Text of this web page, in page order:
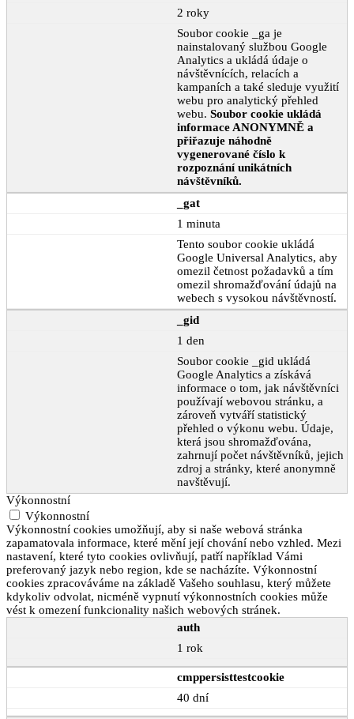
2 roky
Soubor cookie _ga je
nainstalovaný službou Google
Analytics a ukládá údaje o
návštěvnících, relacích a
kampaních a také sleduje využití
webu pro analytický přehled
webu. Soubor cookie ukládá
informace ANONYMNĚ a
přiřazuje náhodně
vygenerované číslo k
rozpoznání unikátních
návštěvníků.
_gat
1 minuta
Tento soubor cookie ukládá
Google Universal Analytics, aby
omezil četnost požadavků a tím
omezil shromažďování údajů na
webech s vysokou návštěvností.
_gid
1 den
Soubor cookie _gid ukládá
Google Analytics a získává
informace o tom, jak návštěvníci
používají webovou stránku, a
zároveň vytváří statistický
přehled o výkonu webu. Údaje,
která jsou shromažďována,
zahrnují počet návštěvníků, jejich
zdroj a stránky, které anonymně
navštěvují.
Výkonnostní
Výkonnostní
Výkonnostní cookies umožňují, aby si naše webová stránka
zapamatovala informace, které mění její chování nebo vzhled. Mezi
nastavení, které tyto cookies ovlivňují, patří například Vámi
preferovaný jazyk nebo region, kde se nacházíte. Výkonnostní
cookies zpracováváme na základě Vašeho souhlasu, který můžete
kdykoliv odvolat, nicméně vypnutí výkonnostních cookies může
vést k omezení funkcionality našich webových stránek.
auth
1 rok
cmppersisttestcookie
40 dní